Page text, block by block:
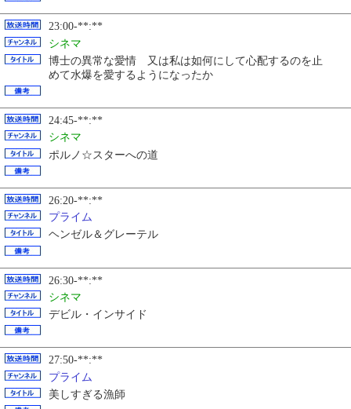
23:00-**:**
シネマ
博士の異常な愛情 又は私は如何にして心配するのを止
めて水爆を愛するようになったか
24:45-**:**
シネマ
ポルノ☆スターへの道
26:20-**:**
プライム
ヘンゼル＆グレーテル
26:30-**:**
シネマ
デビル・インサイド
27:50-**:**
プライム
美しすぎる漁師